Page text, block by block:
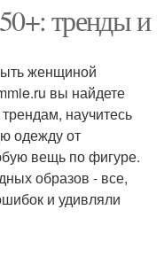
тренды и
женщиной
вы найдете
научитесь
одежду от
вещь по фигуре.
образов - все,
и удивляли